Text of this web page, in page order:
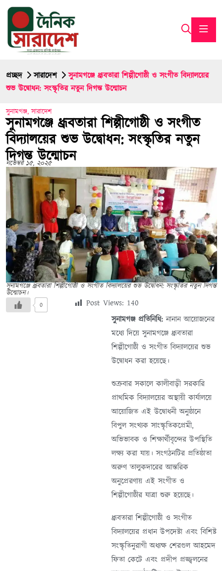
প্রচ্ছদ সারাদেশ
সুনামগঞ্জে ধ্রূবতারা শিল্পীগোষ্ঠী ও সংগীত বিদ্যালয়ের
শুভ উদ্বোধন: সংস্কৃতির নতুন দিগন্ত উন্মোচন
সুনামগঞ্জ,সারাদেশ
সুনামগঞ্জে ধ্রূবতারা শিল্পীগোষ্ঠী ও সংগীত
বিদ্যালয়ের শুভ উদ্বোধন: সংস্কৃতির নতুন
দিগন্ত উন্মোচন
নভেম্বর ১৫, ২০২৫
সুনামগঞ্জে ধ্রূবতারা শিল্পীগোষ্ঠী ও সংগীত বিদ্যালয়ের শুভ উদ্বোধন: সংস্কৃতির নতুন দিগন্ত
উন্মোচন।
0 Post Views: 140
সুনামগঞ্জ প্রতিনিধি:নানান আয়োজনের
মধ্যে দিয়ে সুনামগঞ্জে ধ্রূবতারা
শিল্পীগোষ্ঠী ও সংগীত বিদ্যালয়ের শুভ
উদ্বোধন করা হয়েছে।
শুক্রবার সকালে কালীবাড়ী সরকারি
প্রাথমিক বিদ্যালয়ের অস্থায়ী কার্যালয়ে
আয়োজিত এই উদ্বোধনী অনুষ্ঠানে
বিপুল সংখ্যক সাংস্কৃতিকপ্রেমী,
অভিভাবক ও শিক্ষার্থীবৃন্দের উপস্থিতি
লক্ষ্য করা যায়। সংগঠনটির প্রতিষ্ঠাতা
অরুণ তালুকদারের আন্তরিক
অনুপ্রেরণায় এই সংগীত ও
শিল্পীগোষ্ঠীর যাত্রা শুরু হয়েছে।
ধ্রূবতারা শিল্পীগোষ্ঠী ও সংগীত
বিদ্যালয়ের প্রধান উপদেষ্টা এবং বিশিষ্ট
সংস্কৃতিনুরাগী অধ্যক্ষ শেরগুল আহমেদ
ফিতা কেটে এবং প্রদীপ প্রজ্জ্বলনের